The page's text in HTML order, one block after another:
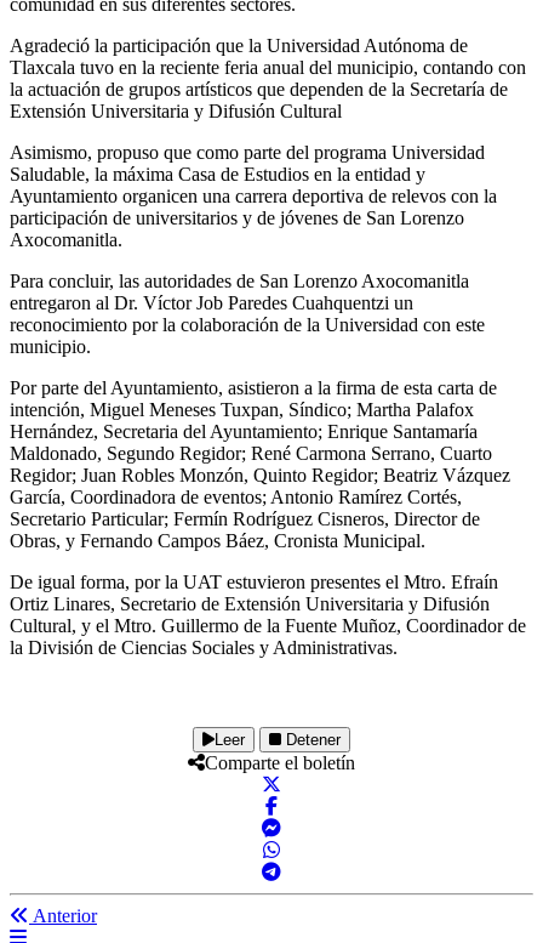
Agradeció la participación que la Universidad Autónoma de
Tlaxcala tuvo en la reciente feria anual del municipio, contando con
la actuación de grupos artísticos que dependen de la Secretaría de
Extensión Universitaria y Difusión Cultural
Asimismo, propuso que como parte del programa Universidad
Saludable, la máxima Casa de Estudios en la entidad y
Ayuntamiento organicen una carrera deportiva de relevos con la
participación de universitarios y de jóvenes de San Lorenzo
Axocomanitla.
Para concluir, las autoridades de San Lorenzo Axocomanitla
entregaron al Dr. Víctor Job Paredes Cuahquentzi un
reconocimiento por la colaboración de la Universidad con este
municipio.
Por parte del Ayuntamiento, asistieron a la firma de esta carta de
intención, Miguel Meneses Tuxpan, Síndico; Martha Palafox
Hernández, Secretaria del Ayuntamiento; Enrique Santamaría
Maldonado, Segundo Regidor; René Carmona Serrano, Cuarto
Regidor; Juan Robles Monzón, Quinto Regidor; Beatriz Vázquez
García, Coordinadora de eventos; Antonio Ramírez Cortés,
Secretario Particular; Fermín Rodríguez Cisneros, Director de
Obras, y Fernando Campos Báez, Cronista Municipal.
De igual forma, por la UAT estuvieron presentes el Mtro. Efraín
Ortiz Linares, Secretario de Extensión Universitaria y Difusión
Cultural, y el Mtro. Guillermo de la Fuente Muñoz, Coordinador de
la División de Ciencias Sociales y Administrativas.
Leer Detener
Comparte el boletín
Anterior